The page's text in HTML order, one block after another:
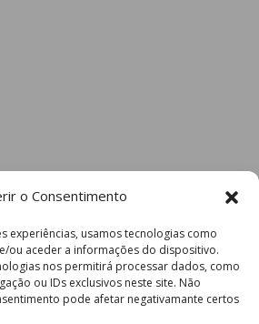
o Consentimento
experiências, usamos tecnologias como
ou aceder a informações do dispositivo.
nos permitirá processar dados, como
ou IDs exclusivos neste site. Não
pode afetar negativamante certos